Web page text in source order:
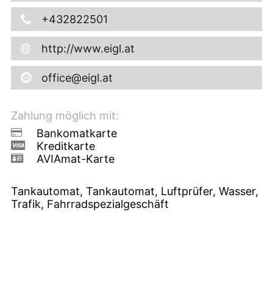
+432822501
http://www.eigl.at
office@eigl.at
Zahlung möglich mit:
Bankomatkarte
Kreditkarte
AVIAmat-Karte
Tankautomat, Tankautomat, Luftprüfer, Wasser,
Trafik, Fahrradspezialgeschäft